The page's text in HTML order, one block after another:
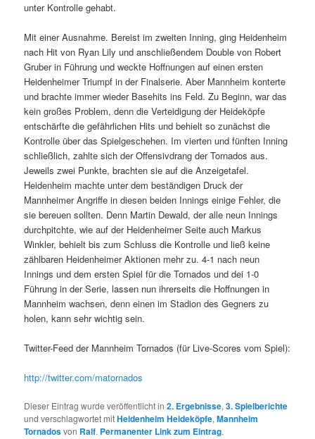
unter Kontrolle gehabt.
Mit einer Ausnahme. Bereist im zweiten Inning, ging Heidenheim
nach Hit von Ryan Lily und anschließendem Double von Robert
Gruber in Führung und weckte Hoffnungen auf einen ersten
Heidenheimer Triumpf in der Finalserie. Aber Mannheim konterte
und brachte immer wieder Basehits ins Feld. Zu Beginn, war das
kein großes Problem, denn die Verteidigung der Heideköpfe
entschärfte die gefährlichen Hits und behielt so zunächst die
Kontrolle über das Spielgeschehen. Im vierten und fünften Inning
schließlich, zahlte sich der Offensivdrang der Tornados aus.
Jeweils zwei Punkte, brachten sie auf die Anzeigetafel.
Heidenheim machte unter dem beständigen Druck der
Mannheimer Angriffe in diesen beiden Innings einige Fehler, die
sie bereuen sollten. Denn Martin Dewald, der alle neun Innings
durchpitchte, wie auf der Heidenheimer Seite auch Markus
Winkler, behielt bis zum Schluss die Kontrolle und ließ keine
zählbaren Heidenheimer Aktionen mehr zu. 4-1 nach neun
Innings und dem ersten Spiel für die Tornados und dei 1-0
Führung in der Serie, lassen nun ihrerseits die Hoffnungen in
Mannheim wachsen, denn einen im Stadion des Gegners zu
holen, kann sehr wichtig sein.
Twitter-Feed der Mannheim Tornados (für Live-Scores vom Spiel):
http://twitter.com/matornados
Dieser Eintrag wurde veröffentlicht in2. Ergebnisse,3. Spielberichte
und verschlagwortet mitHeidenheim Heideköpfe,Mannheim
Tornadosvon Ralf. Permanenter Link zum Eintrag.